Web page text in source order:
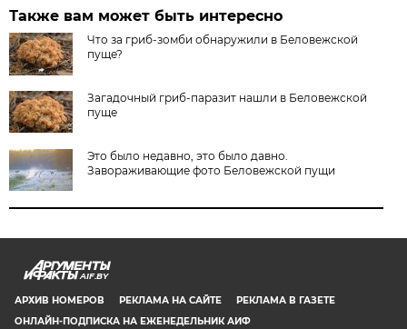
Также вам может быть интересно
Что за гриб-зомби обнаружили в Беловежской
пуще?
Загадочный гриб-паразит нашли в Беловежской
пуще
Это было недавно, это было давно.
Завораживающие фото Беловежской пущи
AIF.BY
АРХИВ НОМЕРОВ РЕКЛАМА НА САЙТЕ
РЕКЛАМА В ГАЗЕТЕ
ОНЛАЙН-ПОДПИСКА НА ЕЖЕНЕДЕЛЬНИК АИФ